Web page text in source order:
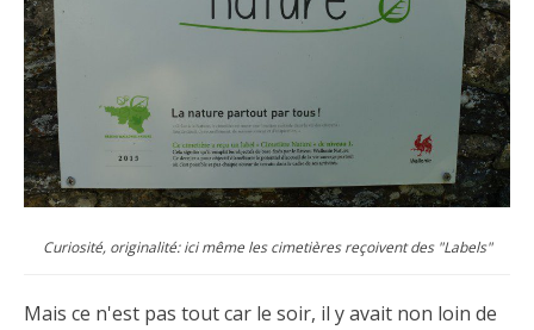
Curiosité, originalité: ici même les cimetières reçoivent des "Labels"
Mais ce n'est pas tout car le soir, il y avait non loin de